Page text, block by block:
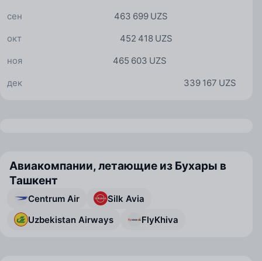
463 699 UZS
сен
452 418 UZS
окт
465 603 UZS
ноя
339 167 UZS
дек
Авиакомпании, летающие из Бухары в
Ташкент
Centrum Air
Silk Avia
Uzbekistan Airways
FlyKhiva